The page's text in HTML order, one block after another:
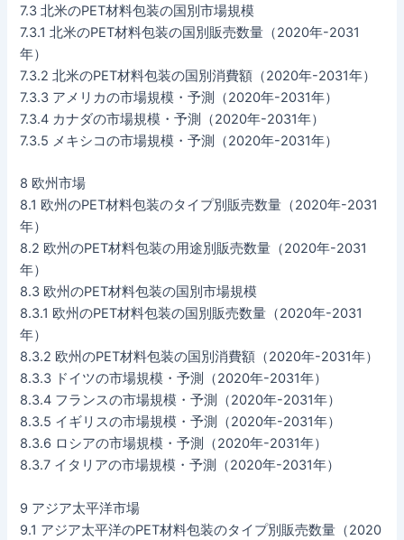
7.3 北米のPET材料包装の国別市場規模
7.3.1 北米のPET材料包装の国別販売数量（2020年-2031
年）
7.3.2 北米のPET材料包装の国別消費額（2020年-2031年）
7.3.3 アメリカの市場規模・予測（2020年-2031年）
7.3.4 カナダの市場規模・予測（2020年-2031年）
7.3.5 メキシコの市場規模・予測（2020年-2031年）
8 欧州市場
8.1 欧州のPET材料包装のタイプ別販売数量（2020年-2031
年）
8.2 欧州のPET材料包装の用途別販売数量（2020年-2031
年）
8.3 欧州のPET材料包装の国別市場規模
8.3.1 欧州のPET材料包装の国別販売数量（2020年-2031
年）
8.3.2 欧州のPET材料包装の国別消費額（2020年-2031年）
8.3.3 ドイツの市場規模・予測（2020年-2031年）
8.3.4 フランスの市場規模・予測（2020年-2031年）
8.3.5 イギリスの市場規模・予測（2020年-2031年）
8.3.6 ロシアの市場規模・予測（2020年-2031年）
8.3.7 イタリアの市場規模・予測（2020年-2031年）
9 アジア太平洋市場
9.1 アジア太平洋のPET材料包装のタイプ別販売数量（2020